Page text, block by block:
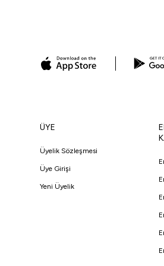
ÜYE
Üyelik Sözleşmesi
Üye Girişi
Yeni Üyelik